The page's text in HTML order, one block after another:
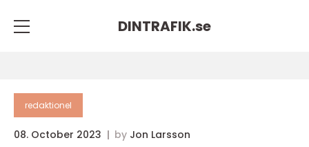
DINTRAFIK.se
redaktionel
08. October 2023 by Jon Larsson